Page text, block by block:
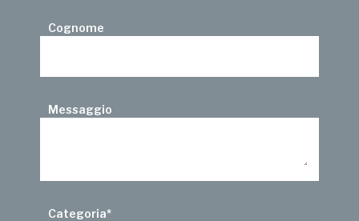
Cognome
Messaggio
Categoria*